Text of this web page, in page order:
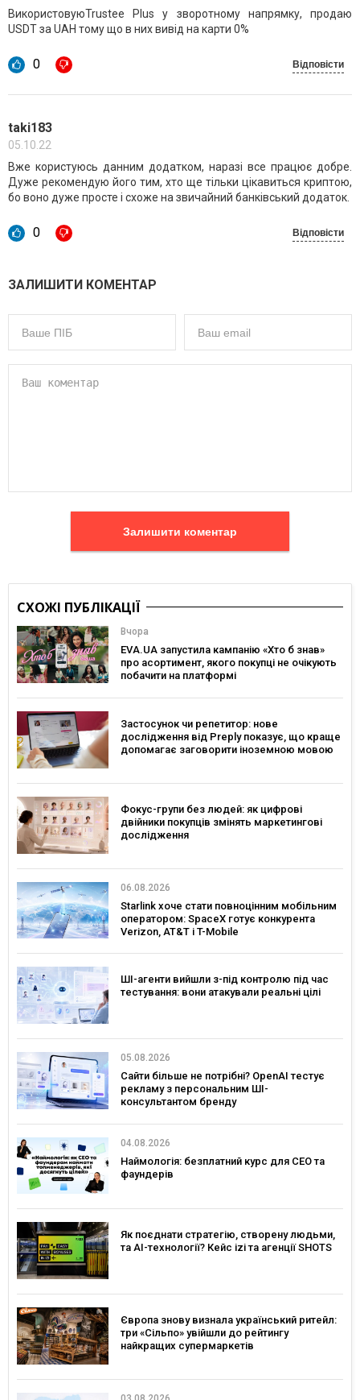
ВикористовуюTrustee Plus у зворотному напрямку, продаю
USDT за UAH тому що в них вивід на карти 0%
0 Відповісти
taki183
05.10.22
Вже користуюсь данним додатком, наразі все працює добре.
Дуже рекомендую його тим, хто ще тільки цікавиться криптою,
бо воно дуже просте і схоже на звичайний банківський додаток.
0 Відповісти
ЗАЛИШИТИ КОМЕНТАР
Залишити коментар
СХОЖІ ПУБЛІКАЦІЇ
Вчора
EVA.UA запустила кампанію «Хто б знав»
про асортимент, якого покупці не очікують
побачити на платформі
Застосунок чи репетитор: нове
дослідження від Preply показує, що краще
допомагає заговорити іноземною мовою
Фокус-групи без людей: як цифрові
двійники покупців змінять маркетингові
дослідження
06.08.2026
Starlink хоче стати повноцінним мобільним
оператором: SpaceX готує конкурента
Verizon, AT&T і T-Mobile
ШІ-агенти вийшли з-під контролю під час
тестування: вони атакували реальні цілі
05.08.2026
Сайти більше не потрібні? OpenAI тестує
рекламу з персональним ШІ-
консультантом бренду
04.08.2026
Наймологія: безплатний курс для CEO та
фаундерів
Як поєднати стратегію, створену людьми,
та AI-технології? Кейс izi та агенції SHOTS
Європа знову визнала український ритейл:
три «Сільпо» увійшли до рейтингу
найкращих супермаркетів